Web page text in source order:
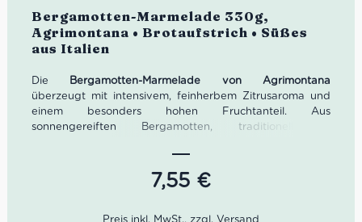
Bergamotten-Marmelade 330g,
Agrimontana • Brotaufstrich • Süßes
aus Italien
Die Bergamotten-Marmelade von Agrimontana
überzeugt mit intensivem, feinherbem Zitrusaroma und
einem besonders hohen Fruchtanteil. Aus
sonnengereiften Bergamotten, traditionell im
echter Genuss für Feinschmecker und Liebhaber
7,55 €
mit5.00von
5